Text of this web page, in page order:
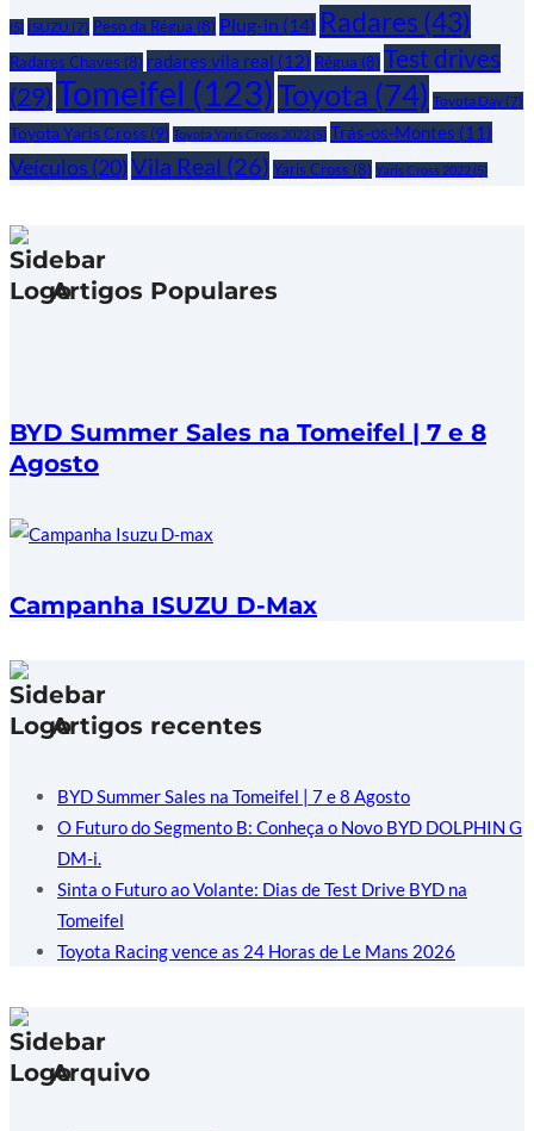
(5) ISUZU (7) Peso da Régua (8) Plug-in (14) Radares (43)
Radares Chaves (8) radares vila real (12) Régua (8) Test drives
(29)Tomeifel (123)Toyota (74) Toyota Day(7)
Toyota Yaris Cross (9) Toyota Yaris Cross 2022(5) Trás-os-Montes (11)
Veículos (20)Vila Real (26) Yaris Cross (8) Yaris Cross 2022(5)
Artigos Populares
BYD Summer Sales na Tomeifel | 7 e 8
Agosto
Campanha ISUZU D-Max
Artigos recentes
BYD Summer Sales na Tomeifel | 7 e 8 Agosto
O Futuro do Segmento B: Conheça o Novo BYD DOLPHIN G
DM-i.
Sinta o Futuro ao Volante: Dias de Test Drive BYD na
Tomeifel
Toyota Racing vence as 24 Horas de Le Mans 2026
Arquivo